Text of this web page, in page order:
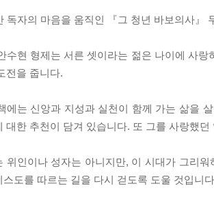
독자의 마음을 움직인 『그 청년 바보의사』
수현 형제는 서른 셋이라는 젊은 나이에 사
전을 줍니다.
에는 신앙과 지성과 실천이 함께 가는 삶을
대한 추천이 담겨 있습니다. 또 그를 사랑했
위인이나 성자는 아니지만, 이 시대가 그리
스도를 따르는 길을 다시 걷도록 도울 것입니